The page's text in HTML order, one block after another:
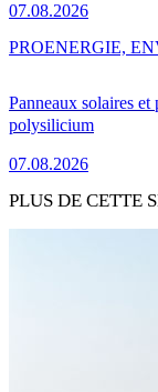
07.08.2026
Panneaux solaires
polysilicium
07.08.2026
PROENERGIE,
PLUS DE CETTE